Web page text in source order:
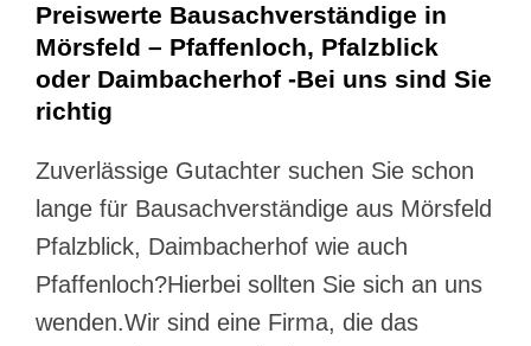
Preiswerte Bausachverständige in
Mörsfeld – Pfaffenloch, Pfalzblick
oder Daimbacherhof -Bei uns sind Sie
richtig
Zuverlässige Gutachter suchen Sie schon
lange für Bausachverständige aus Mörsfeld
Pfalzblick, Daimbacherhof wie auch
Pfaffenloch?Hierbei sollten Sie sich an uns
wenden.Wir sind eine Firma, die das